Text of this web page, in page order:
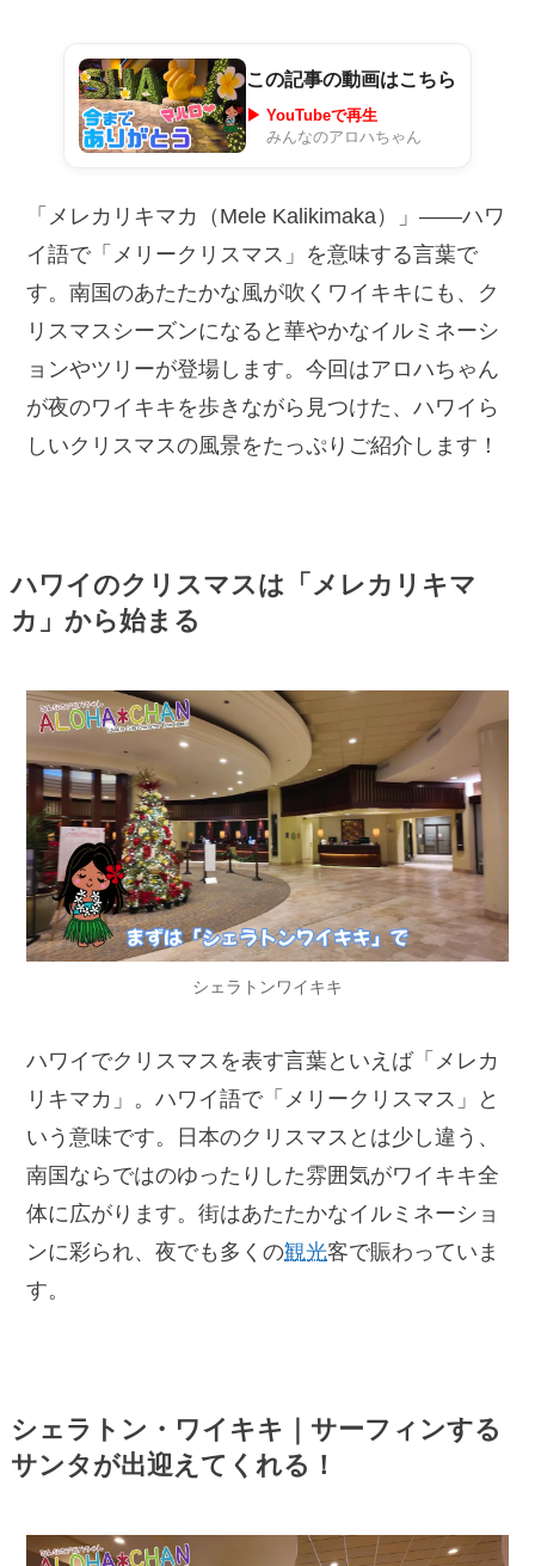
この記事の動画はこちら
▶ YouTubeで再生
みんなのアロハちゃん
「メレカリキマカ（Mele Kalikimaka）」——ハワ
イ語で「メリークリスマス」を意味する言葉で
す。南国のあたたかな風が吹くワイキキにも、ク
リスマスシーズンになると華やかなイルミネーシ
ョンやツリーが登場します。今回はアロハちゃん
が夜のワイキキを歩きながら見つけた、ハワイら
しいクリスマスの風景をたっぷりご紹介します！
ハワイのクリスマスは「メレカリキマ
カ」から始まる
シェラトンワイキキ
ハワイでクリスマスを表す言葉といえば「メレカ
リキマカ」。ハワイ語で「メリークリスマス」と
いう意味です。日本のクリスマスとは少し違う、
南国ならではのゆったりした雰囲気がワイキキ全
体に広がります。街はあたたかなイルミネーショ
ンに彩られ、夜でも多くの観光客で賑わっていま
す。
シェラトン・ワイキキ｜サーフィンする
サンタが出迎えてくれる！